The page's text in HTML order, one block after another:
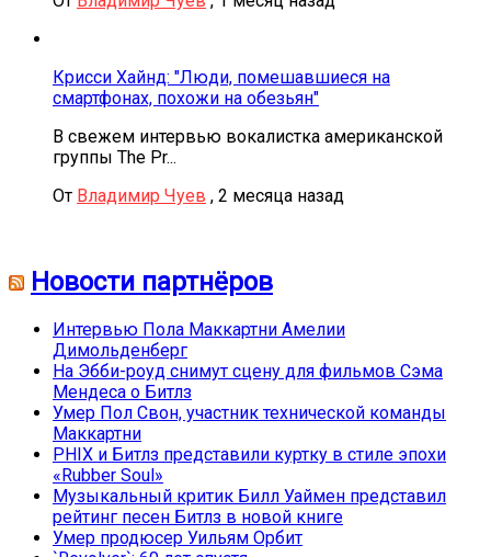
Крисси Хайнд: "Люди, помешавшиеся на
смартфонах, похожи на обезьян"
В свежем интервью вокалистка американской
группы The Pr...
От Владимир Чуев , 2 месяца назад
Новости партнёров
Интервью Пола Маккартни Амелии
Димольденберг
На Эбби-роуд снимут сцену для фильмов Сэма
Мендеса о Битлз
Умер Пол Свон, участник технической команды
Маккартни
PHIX и Битлз представили куртку в стиле эпохи
«Rubber Soul»
Музыкальный критик Билл Уаймен представил
рейтинг песен Битлз в новой книге
Умер продюсер Уильям Орбит